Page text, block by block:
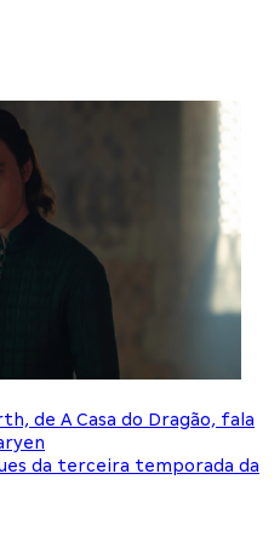
de A Casa do Dragão, fala
da terceira temporada da